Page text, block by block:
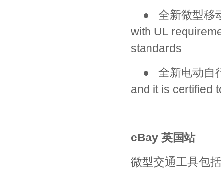
● 全新微型移
with UL
standards
● 全新电动自
and it is certified
eBay 英国站
微型交通工具包